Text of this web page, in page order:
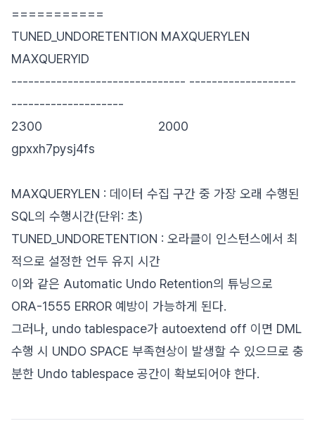
===========
TUNED_UNDORETENTION MAXQUERYLEN
MAXQUERYID
------------------------------- -------------------
--------------------
2300 2000
gpxxh7pysj4fs
MAXQUERYLEN : 데이터 수집 구간 중 가장 오래 수행된
SQL의 수행시간(단위: 초)
TUNED_UNDORETENTION : 오라클이 인스턴스에서 최
적으로 설정한 언두 유지 시간
이와 같은 Automatic Undo Retention의 튜닝으로
ORA-1555 ERROR 예방이 가능하게 된다.
그러나, undo tablespace가 autoextend off 이면 DML
수행 시 UNDO SPACE 부족현상이 발생할 수 있으므로 충
분한 Undo tablespace 공간이 확보되어야 한다.